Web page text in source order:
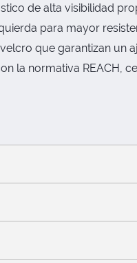
de alta visibilidad
para mayor
que garantizan un
la normativa REACH,